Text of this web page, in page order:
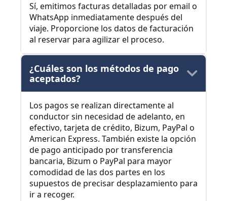
Sí, emitimos facturas detalladas por email o
WhatsApp inmediatamente después del
viaje. Proporcione los datos de facturación
al reservar para agilizar el proceso.
¿Cuáles son los métodos de pago
aceptados?
Los pagos se realizan directamente al
conductor sin necesidad de adelanto, en
efectivo, tarjeta de crédito, Bizum, PayPal o
American Express. También existe la opción
de pago anticipado por transferencia
bancaria, Bizum o PayPal para mayor
comodidad de las dos partes en los
supuestos de precisar desplazamiento para
ir a recoger.